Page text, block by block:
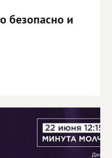
безопасно и